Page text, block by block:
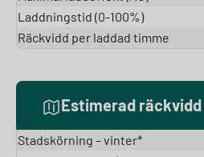
Laddningstid (0-100%)
Räckvidd per laddad timme
Estimerad räckvidd
Stadskörning – vinter*